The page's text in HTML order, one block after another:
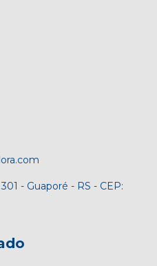
- Guaporé - RS - CEP: